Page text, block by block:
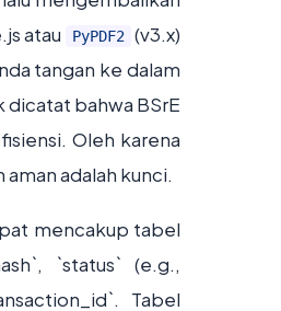
atau PyPDF2 (v3.x)
tangan ke dalam
dicatat bahwa BSrE
Oleh karena
adalah kunci.
mencakup tabel
`status` (e.g.,
Tabel